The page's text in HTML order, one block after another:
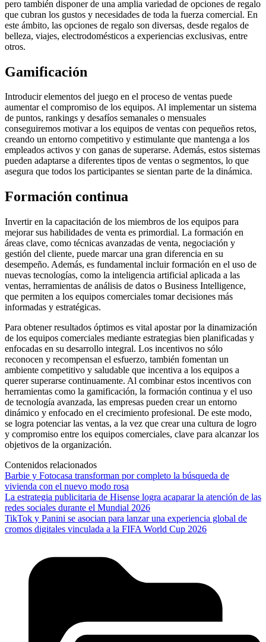
pero también disponer de una amplia variedad de opciones de regalo
que cubran los gustos y necesidades de toda la fuerza comercial. En
este ámbito, las opciones de regalo son diversas, desde regalos de
belleza, viajes, electrodomésticos a experiencias exclusivas, entre
otros.
Gamificación
Introducir elementos del juego en el proceso de ventas puede
aumentar el compromiso de los equipos. Al implementar un sistema
de puntos, rankings y desafíos semanales o mensuales
conseguiremos motivar a los equipos de ventas con pequeños retos,
creando un entorno competitivo y estimulante que mantenga a los
empleados activos y con ganas de superarse. Además, estos sistemas
pueden adaptarse a diferentes tipos de ventas o segmentos, lo que
asegura que todos los participantes se sientan parte de la dinámica.
Formación continua
Invertir en la capacitación de los miembros de los equipos para
mejorar sus habilidades de venta es primordial. La formación en
áreas clave, como técnicas avanzadas de venta, negociación y
gestión del cliente, puede marcar una gran diferencia en su
desempeño. Además, es fundamental incluir formación en el uso de
nuevas tecnologías, como la inteligencia artificial aplicada a las
ventas, herramientas de análisis de datos o Business Intelligence,
que permiten a los equipos comerciales tomar decisiones más
informadas y estratégicas.
Para obtener resultados óptimos es vital apostar por la dinamización
de los equipos comerciales mediante estrategias bien planificadas y
enfocadas en su desarrollo integral. Los incentivos no sólo
reconocen y recompensan el esfuerzo, también fomentan un
ambiente competitivo y saludable que incentiva a los equipos a
querer superarse continuamente. Al combinar estos incentivos con
herramientas como la gamificación, la formación continua y el uso
de tecnología avanzada, las empresas pueden crear un entorno
dinámico y enfocado en el crecimiento profesional. De este modo,
se logra potenciar las ventas, a la vez que crear una cultura de logro
y compromiso entre los equipos comerciales, clave para alcanzar los
objetivos de la organización.
Contenidos relacionados
Barbie y Fotocasa transforman por completo la búsqueda de
vivienda con el nuevo modo rosa
La estrategia publicitaria de Hisense logra acaparar la atención de las
redes sociales durante el Mundial 2026
TikTok y Panini se asocian para lanzar una experiencia global de
cromos digitales vinculada a la FIFA World Cup 2026